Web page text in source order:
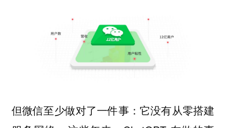
但微信至少做对了一件事：它没有从零搭建